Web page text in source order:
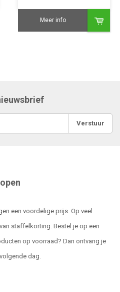
Meer info
Verstuur
een voordelige prijs. Op veel
staffelkorting. Bestel je op een
op voorraad? Dan ontvang je
dag.